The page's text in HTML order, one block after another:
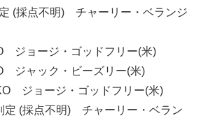
(採点不明) チャーリー・ベランジ
ジョージ・ゴッドフリー(米)
ジャック・ビーズリー(米)
ジョージ・ゴッドフリー(米)
(採点不明) チャーリー・ベラン